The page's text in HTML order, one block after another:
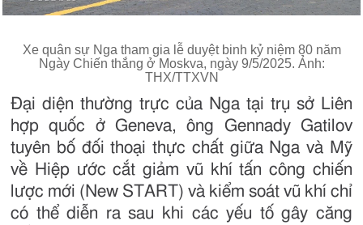
Xe quân sự Nga tham gia lễ duyệt binh kỷ niệm 80 năm
Ngày Chiến thắng ở Moskva, ngày 9/5/2025. Ảnh:
THX/TTXVN
Đại diện thường trực của Nga tại trụ sở Liên
hợp quốc ở Geneva, ông Gennady Gatilov
tuyên bố đối thoại thực chất giữa Nga và Mỹ
về Hiệp ước cắt giảm vũ khí tấn công chiến
lược mới (New START) và kiểm soát vũ khí chỉ
có thể diễn ra sau khi các yếu tố gây căng